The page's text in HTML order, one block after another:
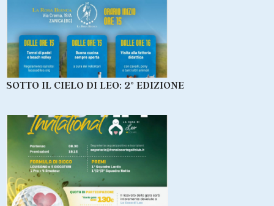
SOTTO IL CIELO DI LEO: 2° EDIZIONE